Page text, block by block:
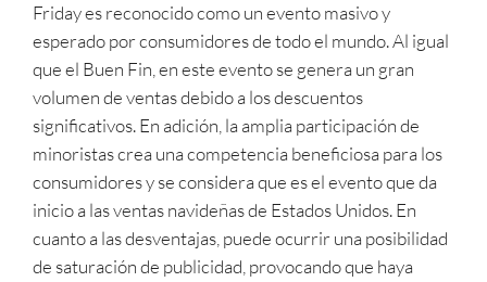
Friday es reconocido como un evento masivo y
esperado por consumidores de todo el mundo. Al igual
que el Buen Fin, en este evento se genera un gran
volumen de ventas debido a los descuentos
significativos. En adición, la amplia participación de
minoristas crea una competencia beneficiosa para los
consumidores y se considera que es el evento que da
inicio a las ventas navideñas de Estados Unidos. En
cuanto a las desventajas, puede ocurrir una posibilidad
de saturación de publicidad, provocando que haya